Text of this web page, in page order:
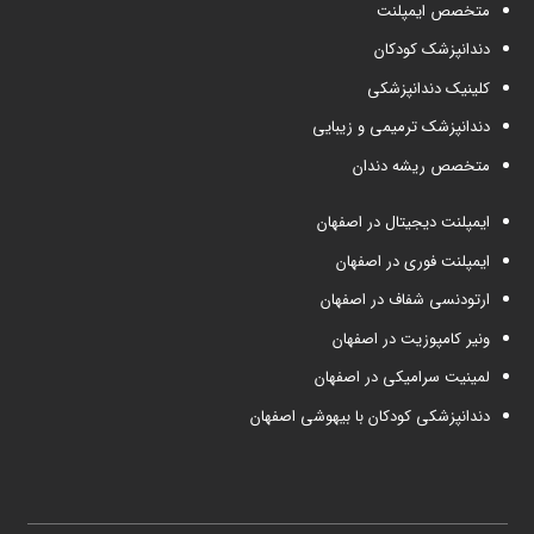
متخصص ایمپلنت
دندانپزشک کودکان
کلینیک دندانپزشکی
دندانپزشک ترمیمی و زیبایی
متخصص ریشه دندان
ایمپلنت دیجیتال در اصفهان
ایمپلنت فوری در اصفهان
ارتودنسی شفاف در اصفهان
ونیر کامپوزیت در اصفهان
لمینیت سرامیکی در اصفهان
دندانپزشکی کودکان با بیهوشی اصفهان